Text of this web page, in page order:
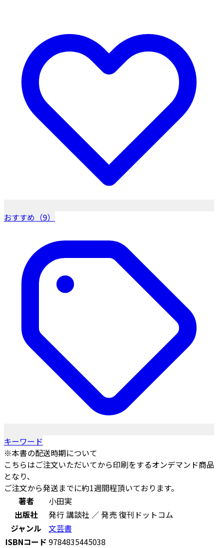
おすすめ（9）
キーワード
※本書の配送時期について
こちらはご注文いただいてから印刷をするオンデマンド商品
となり、
ご注文から発送までに約1週間程頂いております。
著者
小田実
出版社
発行 講談社 ／ 発売 復刊ドットコム
ジャンル
文芸書
ISBNコード 9784835445038